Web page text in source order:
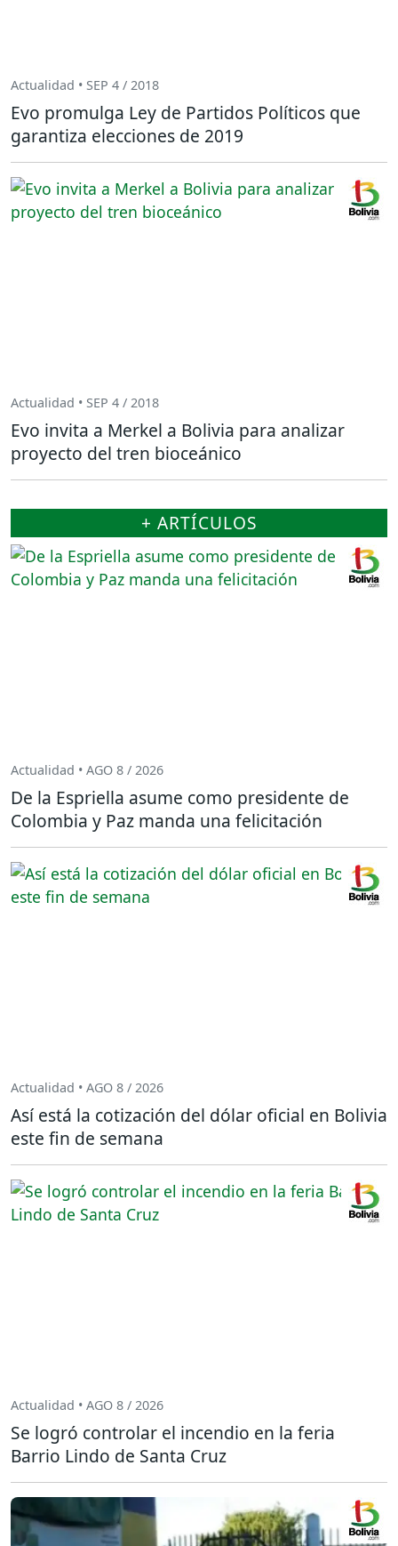
Actualidad • SEP 4 / 2018
Evo promulga Ley de Partidos Políticos que
garantiza elecciones de 2019
Actualidad • SEP 4 / 2018
Evo invita a Merkel a Bolivia para analizar
proyecto del tren bioceánico
+ ARTÍCULOS
Actualidad • AGO 8 / 2026
De la Espriella asume como presidente de
Colombia y Paz manda una felicitación
Actualidad • AGO 8 / 2026
Así está la cotización del dólar oficial en Bolivia
este fin de semana
Actualidad • AGO 8 / 2026
Se logró controlar el incendio en la feria
Barrio Lindo de Santa Cruz